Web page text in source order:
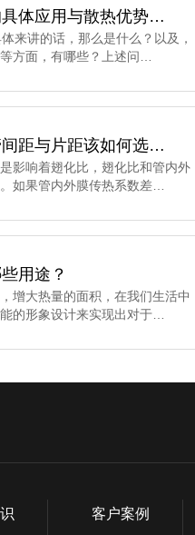
体应用与散热优势…
来讲的话，那么是什么？以及，
方面，有哪些？上述问…
距与片距该如何选…
影响着翅化比，翅化比和管内外
如果管内外膜传热系数差…
用途？
增大热量的面积，在我们生活中
的形象设计来实现出对于…
客户案例